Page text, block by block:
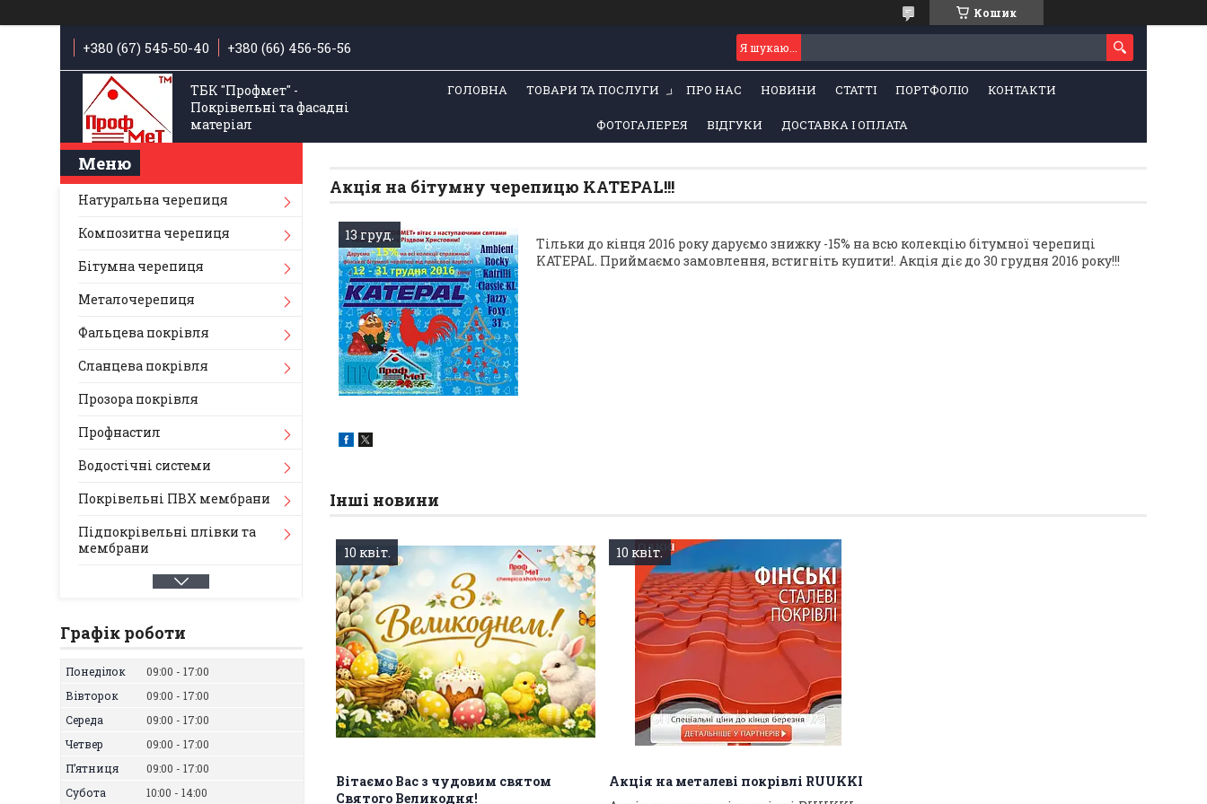
Кошик
+380 (67) 545-50-40 +380 (66) 456-56-56
ТБК "Профмет" -
Покрівельні та фасадні
матеріал
ГОЛОВНА ТОВАРИ ТА ПОСЛУГИ ПРО НАС НОВИНИ СТАТТІ ПОРТФОЛІО КОНТАКТИ
ФОТОГАЛЕРЕЯ ВІДГУКИ ДОСТАВКА І ОПЛАТА
Акція на бітумну черепицю KATEPAL!!!
13 груд.
Тільки до кінця 2016 року даруємо знижку -15% на всю колекцію бітумної черепиці
KATEPAL. Приймаємо замовлення, встигніть купити!. Акція діє до 30 грудня 2016 року!!!
Інші новини
10 квіт.
Вітаємо Вас з чудовим святом
Святого Великодня!
10 квіт.
Акція на металеві покрівлі RUUKKI
Натуральна черепиця
Композитна черепиця
Бітумна черепиця
Металочерепиця
Фальцева покрівля
Сланцева покрівля
Прозора покрівля
Профнастил
Водостічні системи
Покрівельні ПВХ мембрани
Підпокрівельні плівки та
мембрани
Графік роботи
Понеділок 09:00
17:00
Вівторок
09:00
17:00
Середа
09:00
17:00
Четвер
09:00
17:00
Пʼятниця
09:00
17:00
Субота
10:00
14:00